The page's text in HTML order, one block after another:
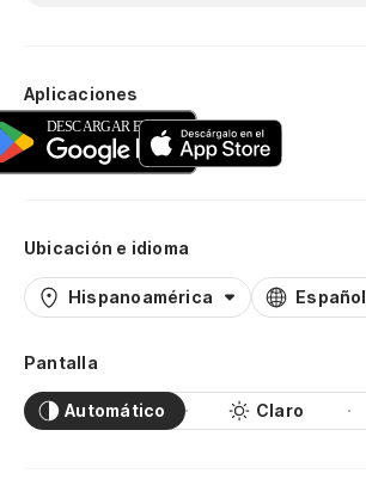
Aplicaciones
Ubicación e idioma
Hispanoamérica Español
Pantalla
Automático Claro